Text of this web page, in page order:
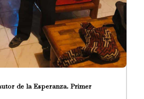
de la Esperanza. Primer